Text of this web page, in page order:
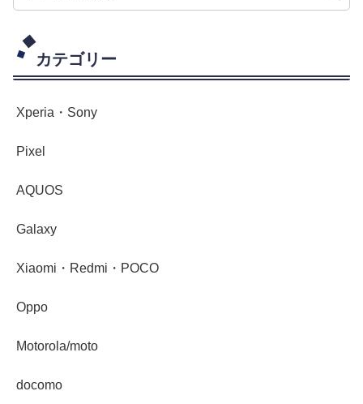
カテゴリー
Xperia・Sony
Pixel
AQUOS
Galaxy
Xiaomi・Redmi・POCO
Oppo
Motorola/moto
docomo